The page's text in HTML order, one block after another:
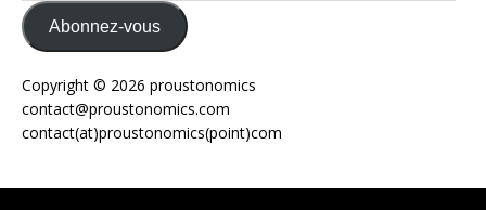
Abonnez-vous
Copyright © 2026 proustonomics
contact@proustonomics.com
contact(at)proustonomics(point)com